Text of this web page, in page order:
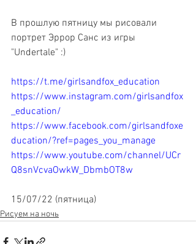
В прошлую пятницу мы рисовали
портрет Эррор Санс из игры
"Undertale" :)
https://t.me/girlsandfox_education
https://www.instagram.com/girlsandfox
_education/
https://www.facebook.com/girlsandfoxe
ducation/?ref=pages_you_manage
https://www.youtube.com/channel/UCr
Q8snVcvaOwkW_DbmbOT8w
15/07/22 (пятница)
Рисуем на ночь